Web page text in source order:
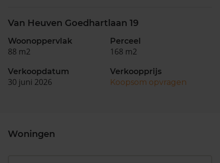
Van Heuven Goedhartlaan 19
Woonoppervlak
88 m2
Perceel
168 m2
Verkoopdatum
30 juni 2026
Verkoopprijs
Koopsom opvragen
Woningen